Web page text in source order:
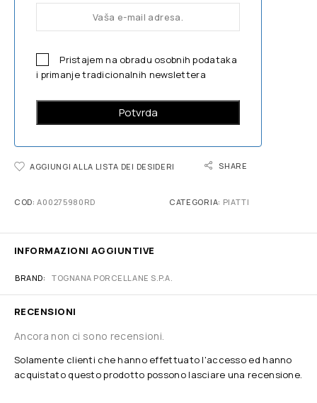
Pristajem na obradu osobnih podataka
i primanje tradicionalnih newslettera
AGGIUNGI ALLA LISTA DEI DESIDERI SHARE
COD:A00275980RD CATEGORIA: PIATTI
INFORMAZIONI AGGIUNTIVE
BRAND TOGNANA PORCELLANE S.P.A.
RECENSIONI
Ancora non ci sono recensioni.
Solamente clienti che hanno effettuato l'accesso ed hanno
acquistato questo prodotto possono lasciare una recensione.